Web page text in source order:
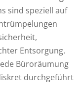
sind speziell auf
Entsorgung.
Büroräumung
durchgeführt